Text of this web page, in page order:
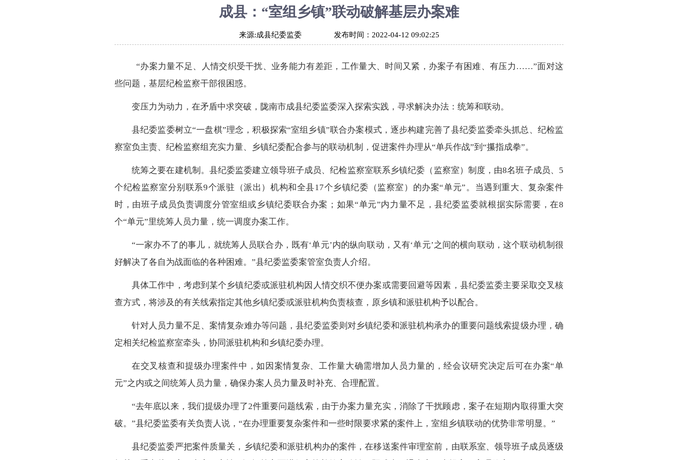
成县：“室组乡镇”联动破解基层办案难
来源:成县纪委监委 发布时间： 2022-04-12 09:02:25
“办案力量不足、人情交织受干扰、业务能力有差距，工作量大、时间又紧，办案子有困难、有压力……”面对这
些问题，基层纪检监察干部很困惑。
变压力为动力，在矛盾中求突破，陇南市成县纪委监委深入探索实践，寻求解决办法：统筹和联动。
县纪委监委树立“一盘棋”理念，积极探索“室组乡镇”联合办案模式，逐步构建完善了县纪委监委牵头抓总、纪检监
察室负主责、纪检监察组充实力量、乡镇纪委配合参与的联动机制，促进案件办理从“单兵作战”到“攥指成拳”。
统筹之要在建机制。县纪委监委建立领导班子成员、纪检监察室联系乡镇纪委（监察室）制度，由8名班子成员、5
个纪检监察室分别联系9个派驻（派出）机构和全县17个乡镇纪委（监察室）的办案“单元”。当遇到重大、复杂案件
时，由班子成员负责调度分管室组或乡镇纪委联合办案；如果“单元”内力量不足，县纪委监委就根据实际需要，在8
个“单元”里统筹人员力量，统一调度办案工作。
“一家办不了的事儿，就统筹人员联合办，既有‘单元’内的纵向联动，又有‘单元’之间的横向联动，这个联动机制很
好解决了各自为战面临的各种困难。”县纪委监委案管室负责人介绍。
具体工作中，考虑到某个乡镇纪委或派驻机构因人情交织不便办案或需要回避等因素，县纪委监委主要采取交叉核
查方式，将涉及的有关线索指定其他乡镇纪委或派驻机构负责核查，原乡镇和派驻机构予以配合。
针对人员力量不足、案情复杂难办等问题，县纪委监委则对乡镇纪委和派驻机构承办的重要问题线索提级办理，确
定相关纪检监察室牵头，协同派驻机构和乡镇纪委办理。
在交叉核查和提级办理案件中，如因案情复杂、工作量大确需增加人员力量的，经会议研究决定后可在办案“单
元”之内或之间统筹人员力量，确保办案人员力量及时补充、合理配置。
“去年底以来，我们提级办理了2件重要问题线索，由于办案力量充实，消除了干扰顾虑，案子在短期内取得重大突
破。”县纪委监委有关负责人说，“在办理重要复杂案件和一些时限要求紧的案件上，室组乡镇联动的优势非常明显。”
县纪委监委严把案件质量关，乡镇纪委和派驻机构办的案件，在移送案件审理室前，由联系室、领导班子成员逐级